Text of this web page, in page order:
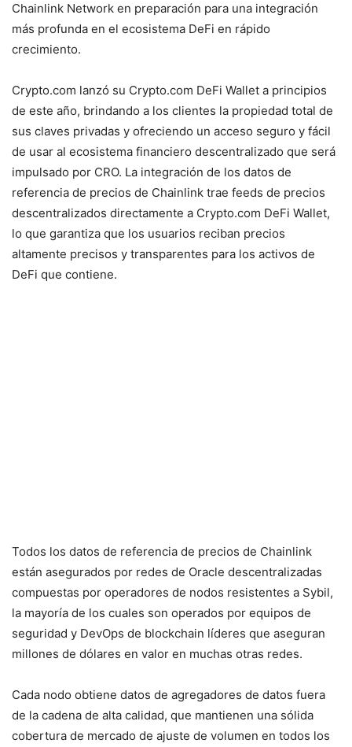
Chainlink Network en preparación para una integración
más profunda en el ecosistema DeFi en rápido
crecimiento.
Crypto.com lanzó su Crypto.com DeFi Wallet a principios
de este año, brindando a los clientes la propiedad total de
sus claves privadas y ofreciendo un acceso seguro y fácil
de usar al ecosistema financiero descentralizado que será
impulsado por CRO. La integración de los datos de
referencia de precios de Chainlink trae feeds de precios
descentralizados directamente a Crypto.com DeFi Wallet,
lo que garantiza que los usuarios reciban precios
altamente precisos y transparentes para los activos de
DeFi que contiene.
Todos los datos de referencia de precios de Chainlink
están asegurados por redes de Oracle descentralizadas
compuestas por operadores de nodos resistentes a Sybil,
la mayoría de los cuales son operados por equipos de
seguridad y DevOps de blockchain líderes que aseguran
millones de dólares en valor en muchas otras redes.
Cada nodo obtiene datos de agregadores de datos fuera
de la cadena de alta calidad, que mantienen una sólida
cobertura de mercado de ajuste de volumen en todos los